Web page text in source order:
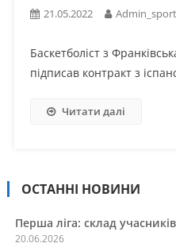
21.05.2022 Admin_sport
Баскетболіст з
підписав контракт з
Читати далі
ОСТАННІ НОВИНИ
Перша ліга: склад
20.06.2026